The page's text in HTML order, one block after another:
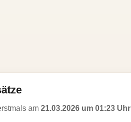
am 21.03.2026 um 01:23 Uhr